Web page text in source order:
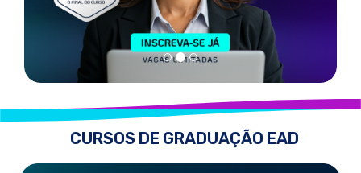
CURSOS DE GRADUAÇÃO EAD